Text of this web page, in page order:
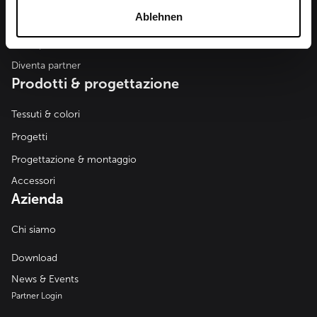
Ablehnen
Diventa partner
Prodotti & progettazione
Tessuti & colori
Progetti
Progettazione & montaggio
Accessori
Azienda
Chi siamo
Download
News & Events
Partner Login